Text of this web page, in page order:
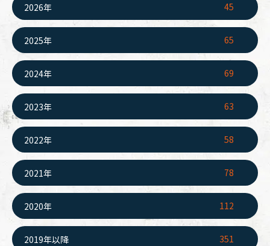
2026年 45
2025年 65
2024年 69
2023年 63
2022年 58
2021年 78
2020年 112
2019年以降 351